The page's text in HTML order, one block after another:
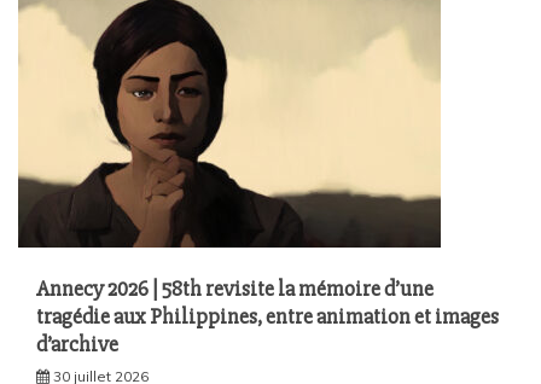
Annecy 2026 | 58th revisite la mémoire d’une
tragédie aux Philippines, entre animation et images
d’archive
30 juillet 2026